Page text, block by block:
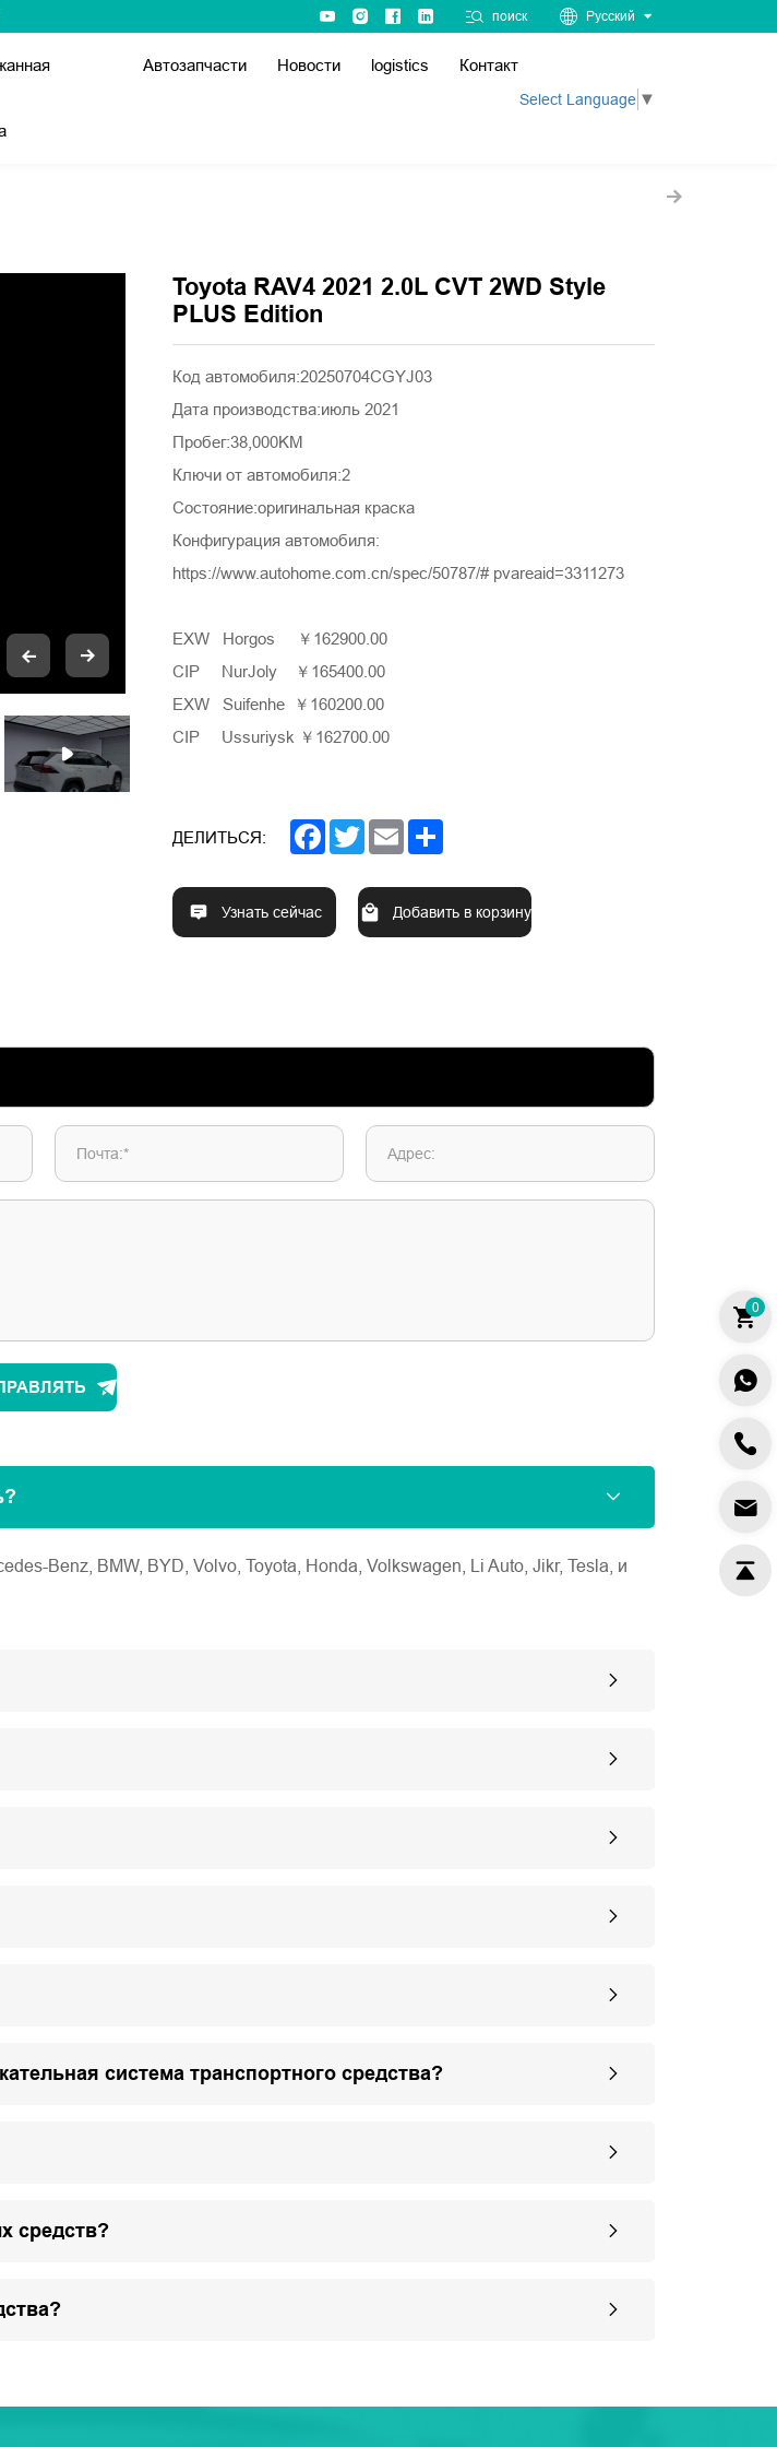
поиск Русский
Автозапчасти Новости logistics Контакт
Select Language ▼
Toyota RAV4 2021 2.0L CVT 2WD Style
PLUS Edition
Код автомобиля:20250704CGYJ03
Дата производства:июль 2021
Пробег:38,000KM
Ключи от автомобиля:2
Состояние:оригинальная краска
Конфигурация автомобиля:
https://www.autohome.com.cn/spec/50787/# pvareaid=3311273
EXW Horgos ￥162900.00
CIP NurJoly ￥165400.00
EXW Suifenhe ￥160200.00
CIP Ussuriysk ￥162700.00
ДЕЛИТЬСЯ: Facebook
TwitterEmail
Узнать сейчас Добавить в корзину
Почта:* Адрес:
Benz, BMW, BYD, Volvo, Toyota, Honda, Volkswagen, Li Auto, Jikr, Tesla, и
система транспортного средства?
средств?
0